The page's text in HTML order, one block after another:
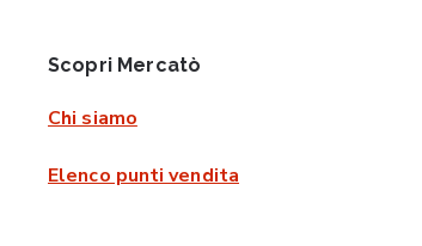
Scopri Mercatò
Chi siamo
Elenco punti vendita